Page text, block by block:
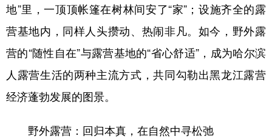
健康 军事 访谈 视频
图片 中央文件 金融 汽车
溯源中国 城市
地”里，一顶顶帐篷在树林间安了“家”；设施齐全的露
营基地内，同样人头攒动、热闹非凡。如今，野外露
营的“随性自在”与露营基地的“省心舒适”，成为哈尔滨
人露营生活的两种主流方式，共同勾勒出黑龙江露营
经济蓬勃发展的图景。
野外露营：回归本真，在自然中寻松弛